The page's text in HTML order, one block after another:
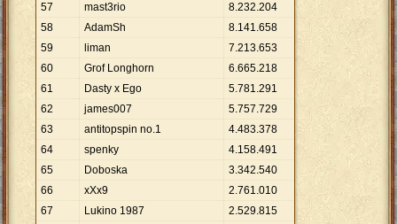
57
mast3rio 8.232.204
58
AdamSh 8.141.658
59
liman 7.213.653
60
Grof Longhorn 6.665.218
61
Dasty x Ego 5.781.291
62
james007 5.757.729
63
antitopspin no.1 4.483.378
64
spenky 4.158.491
65
Doboska 3.342.540
66
xXx9 2.761.010
67
Lukino 1987 2.529.815